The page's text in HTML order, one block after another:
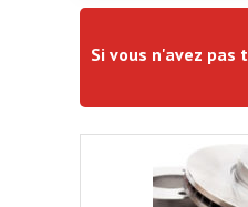
Si vous n'avez pas